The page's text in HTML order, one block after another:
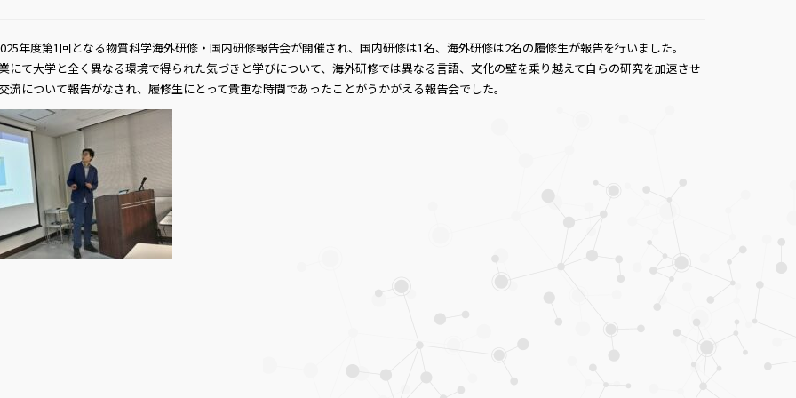
年度第1回となる物質科学海外研修・国内研修報告会が開催され、国内研修は1名、海外研修は2名の履修生が報告を行いました。
にて大学と全く異なる環境で得られた気づきと学びについて、海外研修では異なる言語、文化の壁を乗り越えて自らの研究を加速させ
流について報告がなされ、履修生にとって貴重な時間であったことがうかがえる報告会でした。